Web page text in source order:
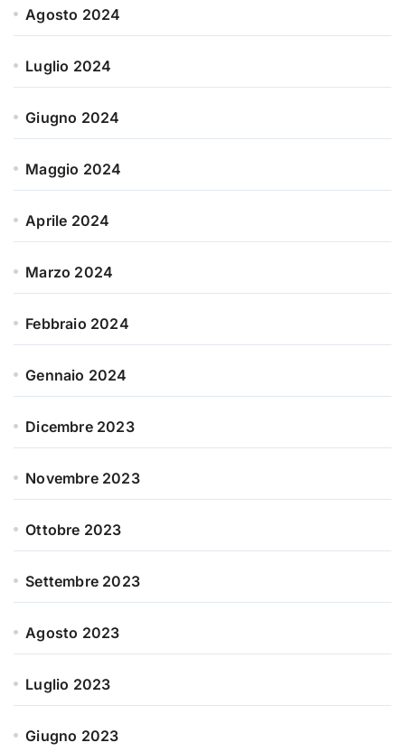
Agosto 2024
Luglio 2024
Giugno 2024
Maggio 2024
Aprile 2024
Marzo 2024
Febbraio 2024
Gennaio 2024
Dicembre 2023
Novembre 2023
Ottobre 2023
Settembre 2023
Agosto 2023
Luglio 2023
Giugno 2023